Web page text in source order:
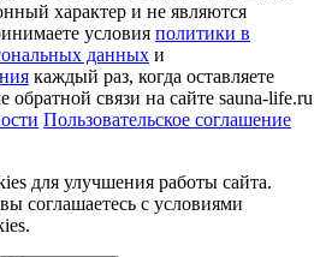
характер и не являются
условия политики в
данных и
каждый раз, когда оставляете
связи на сайте sauna-life.ru
Пользовательское соглашение
для улучшения работы сайта.
соглашаетесь с условиями